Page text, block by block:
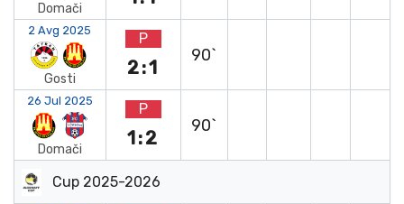
Domači
2 Avg 2025
Gosti
P
2:1
90`
26 Jul 2025
Domači
P
1:2
90`
Cup 2025-2026